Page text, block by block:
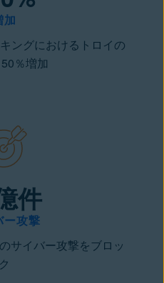
加
ングにおけるトロイの
％増加
件
ー攻撃
サイバー攻撃をブロッ
ク